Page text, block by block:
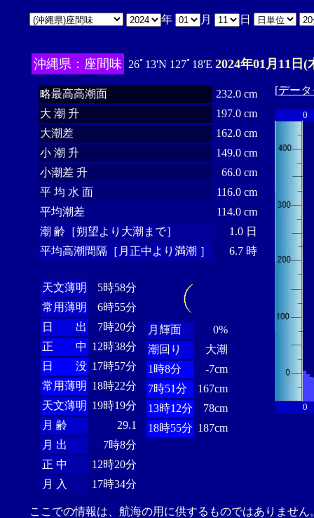
年 月 日
沖縄県：座間味 26ﾟ13'N 127ﾟ18'E 2024年01月11日(
略最高高潮面
232.0 cm
大 潮 升
197.0 cm
大潮差
162.0 cm
小 潮 升
149.0 cm
小潮差 升
66.0 cm
平 均 水 面
116.0 cm
平均潮差
114.0 cm
潮 齢［朔望より大潮まで］
1.0 日
平均高潮間隔［月正中より満潮 ］
6.7 時
天文薄明
5時58分
常用薄明
6時55分
日 出
7時20分
正 中 12時38分
日 没 17時57分
常用薄明 18時22分
天文薄明 19時19分
月 齢
29.1
月 出
7時8分
正 中
12時20分
月 入
17時34分
月輝面
0%
潮回り
大潮
1時8分
-7cm
7時51分
167cm
13時12分
78cm
18時55分 187cm
[デー
0
0
ここでの情報は、航海の用に供するものではありませ